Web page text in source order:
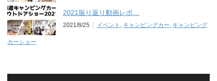
2021振り返り動画レポ…
2021/8/25 イベント キャンピングカー キャンピング
カーショー